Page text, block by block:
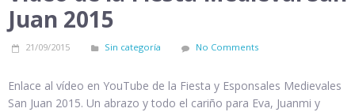
Juan 2015
21/09/2015 Sin categoría No Comments
Enlace al vídeo en YouTube de la Fiesta y Esponsales Medievales
San Juan 2015. Un abrazo y todo el cariño para Eva, Juanmi y